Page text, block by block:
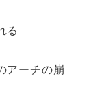
る
アーチの崩